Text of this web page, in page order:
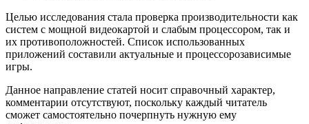
Целью исследования стала проверка производительности как
систем с мощной видеокартой и слабым процессором, так и
их противоположностей. Список использованных
приложений составили актуальные и процессорозависимые
игры.
Данное направление статей носит справочный характер,
комментарии отсутствуют, поскольку каждый читатель
сможет самостоятельно почерпнуть нужную ему